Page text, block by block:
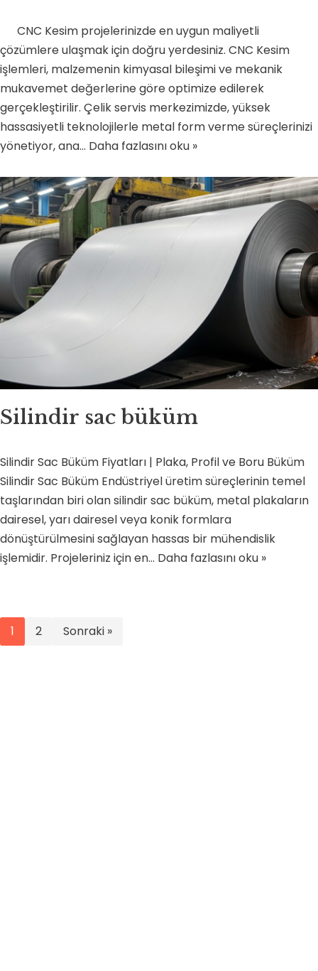
CNC Kesim projelerinizde en uygun maliyetli
çözümlere ulaşmak için doğru yerdesiniz. CNC Kesim
işlemleri, malzemenin kimyasal bileşimi ve mekanik
mukavemet değerlerine göre optimize edilerek
gerçekleştirilir. Çelik servis merkezimizde, yüksek
hassasiyetli teknolojilerle metal form verme süreçlerinizi
yönetiyor, ana… Daha fazlasını oku »
Silindir sac büküm
Silindir Sac Büküm Fiyatları | Plaka, Profil ve Boru Büküm
Silindir Sac Büküm Endüstriyel üretim süreçlerinin temel
taşlarından biri olan silindir sac büküm, metal plakaların
dairesel, yarı dairesel veya konik formlara
dönüştürülmesini sağlayan hassas bir mühendislik
işlemidir. Projeleriniz için en… Daha fazlasını oku »
1 2 Sonraki »